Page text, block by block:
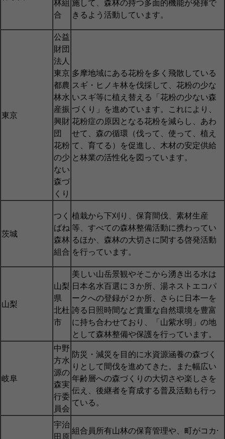
林組
合
施して、森林の持つ多面的機能が発揮で
きるよう活動しています。
東京
公益
財団
法人
東京
都農
林水
産振
興財
団
花粉
の少
ない
森づ
くり
多摩地域にある花粉を多く飛散している
スギ・ヒノキ林を伐採して、花粉の少な
いスギ等に植え替える「花粉の少ない森
づくり」を進めています。これにより、
花粉症の原因となる花粉を減らし、あわ
せて、森の循環（伐って、使って、植え
て、育てる）を促進し、木材の安定供給
と林業の活性化を図っています。
茨城
つく
ばね
森林
組合
植栽から下刈り、保育間伐、素材生産
等、すべての森林整備活動に携わってい
るほか、森林の大切さに関する啓発活動
を行っています。
山梨
山梨
県
北杜
市
美しい山岳景観やそこから湧き出る水は
日本名水百選に３か所、湯ネストエコパ
ークへの登録が２か所、さらに日本一を
誇る日照時間など貴重な自然環境を豊富
に持ち合わせており、「山紫水明」の地
として森林整備や保護を行っています。
岐阜
中野
方水
源の
森実
行委
員会
防災・減災を目的に水資源涵養の森づく
りとして間伐を進めてきた。また幅広い
年齢層への森づくりの大切さや楽しさを
伝え、後継者を育成する普及活動も行っ
ている。
宇治
田原
組合員所有山林の保育管理や、町がコカ·